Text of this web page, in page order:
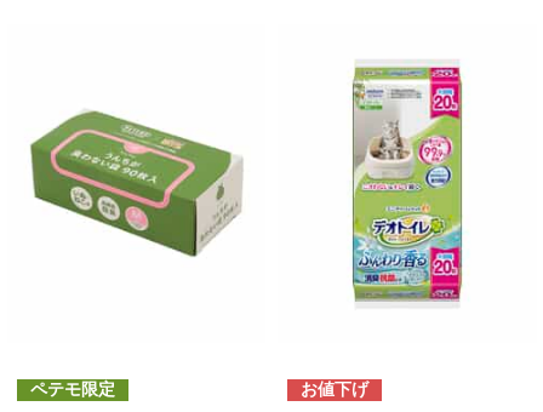
ペテモ限定 お値下げ